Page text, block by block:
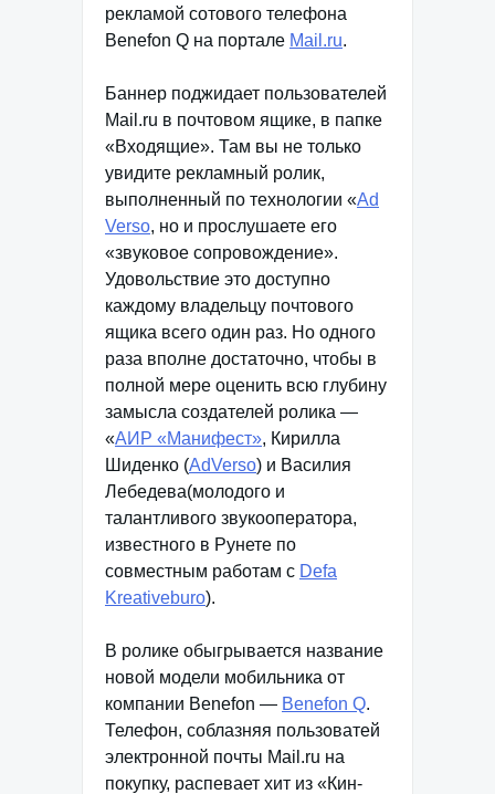
рекламой сотового телефона
Benefon Q на портале Mail.ru.
Баннер поджидает пользователей
Mail.ru в почтовом ящике, в папке
«Входящие». Там вы не только
увидите рекламный ролик,
выполненный по технологии «Ad
Verso, но и прослушаете его
«звуковое сопровождение».
Удовольствие это доступно
каждому владельцу почтового
ящика всего один раз. Но одного
раза вполне достаточно, чтобы в
полной мере оценить всю глубину
замысла создателей ролика —
«АИР «Манифест», Кирилла
Шиденко (AdVerso) и Василия
Лебедева(молодого и
талантливого звукооператора,
известного в Рунете по
совместным работам с Defa
Kreativeburo).
В ролике обыгрывается название
новой модели мобильника от
компании Benefon — Benefon Q.
Телефон, соблазняя пользоватей
электронной почты Mail.ru на
покупку, распевает хит из «Кин-